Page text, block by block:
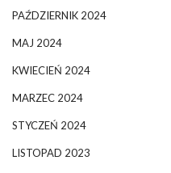
PAŹDZIERNIK 2024
MAJ 2024
KWIECIEŃ 2024
MARZEC 2024
STYCZEŃ 2024
LISTOPAD 2023